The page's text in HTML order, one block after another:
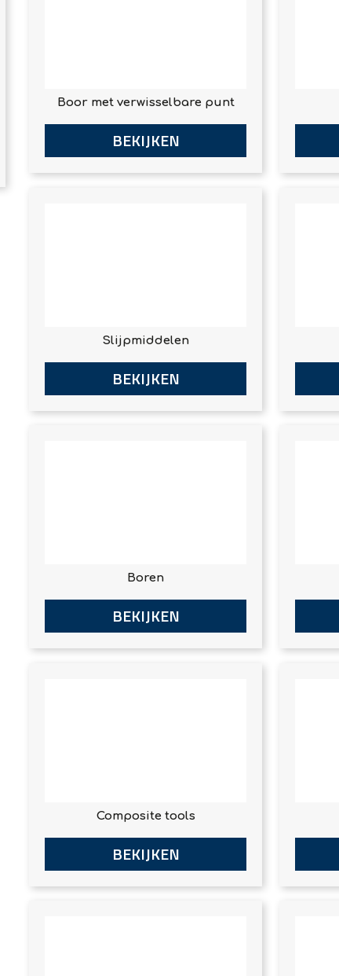
Boor met verwisselbare punt
BEKIJKEN
Slijpmiddelen
BEKIJKEN
Boren
BEKIJKEN
Composite tools
BEKIJKEN